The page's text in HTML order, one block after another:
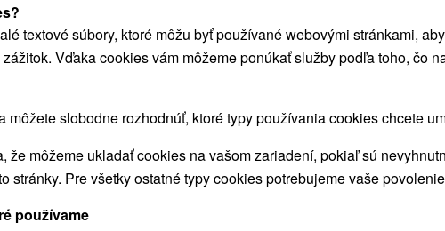
textové súbory, ktoré môžu byť používané webovými stránkami,
Vďaka cookies vám môžeme ponúkať služby podľa toho, čo
môžete slobodne rozhodnúť, ktoré typy používania cookies chcete
že môžeme ukladať cookies na vašom zariadení, pokiaľ sú
stránky. Pre všetky ostatné typy cookies potrebujeme vaše
používame